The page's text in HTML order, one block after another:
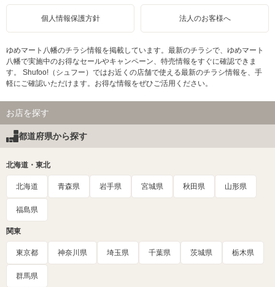
個人情報保護方針 法人のお客様へ
ゆめマート八幡のチラシ情報を掲載しています。最新のチラシで、ゆめマート
八幡で実施中のお得なセールやキャンペーン、特売情報をすぐに確認できま
す。 Shufoo!（シュフー）ではお近くの店舗で使える最新のチラシ情報を、手
軽にご確認いただけます。お得な情報をぜひご活用ください。
お店を探す
都道府県から探す
北海道・東北
北海道 青森県 岩手県 宮城県 秋田県 山形県
福島県
関東
東京都 神奈川県 埼玉県 千葉県 茨城県 栃木県
群馬県